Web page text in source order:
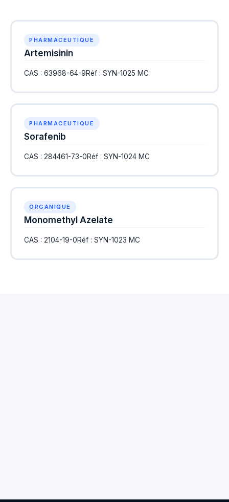
PHARMACEUTIQUE
Artemisinin
CAS : 63968-64-9Réf : SYN-1025 MC
PHARMACEUTIQUE
Sorafenib
CAS : 284461-73-0Réf : SYN-1024 MC
ORGANIQUE
Monomethyl Azelate
CAS : 2104-19-0Réf : SYN-1023 MC